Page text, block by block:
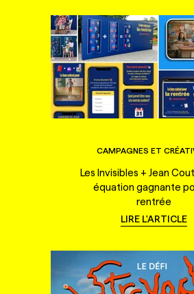
CAMPAGNES ET
Les Invisibles + Jean
équation gagnante
rentrée
LIRE L'ARTICLE